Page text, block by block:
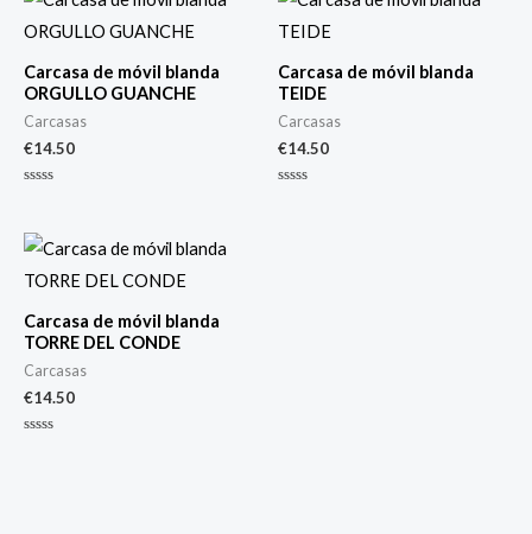
Carcasa de móvil blanda
ORGULLO GUANCHE
Carcasas
€14.50
de
5
Carcasa de móvil blanda
TEIDE
Carcasas
€14.50
Carcasa de móvil blanda
TORRE DEL CONDE
Carcasas
€14.50